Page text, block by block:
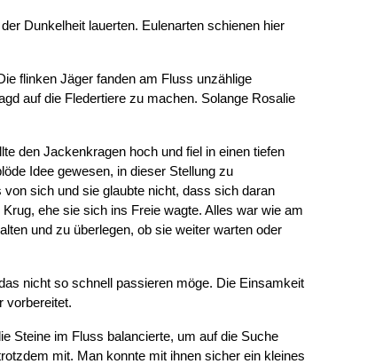
Dunkelheit lauerten. Eulenarten schienen hier
flinken Jäger fanden am Fluss unzählige
auf die Fledertiere zu machen. Solange Rosalie
den Jackenkragen hoch und fiel in einen tiefen
Idee gewesen, in dieser Stellung zu
sich und sie glaubte nicht, dass sich daran
ehe sie sich ins Freie wagte. Alles war wie am
und zu überlegen, ob sie weiter warten oder
nicht so schnell passieren möge. Die Einsamkeit
vorbereitet.
Steine im Fluss balancierte, um auf die Suche
mit. Man konnte mit ihnen sicher ein kleines